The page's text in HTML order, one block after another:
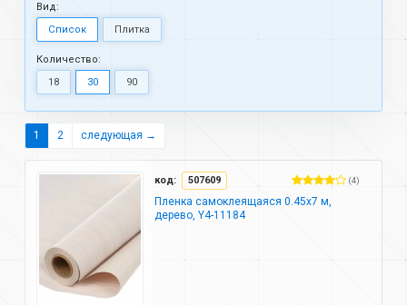
Вид:
Список
Плитка
Количество:
18
30 90
1 2 следующая →
код: 507609 (4)
Пленка самоклеящаяся 0.45х7 м,
дерево, Y4-11184